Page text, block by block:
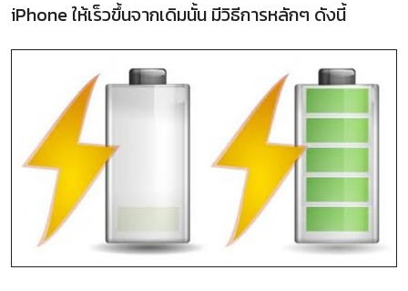
iPhone ให้เร็วขึ้นจากเดิมนั้น มีวิธีการหลักๆ ดังนี้